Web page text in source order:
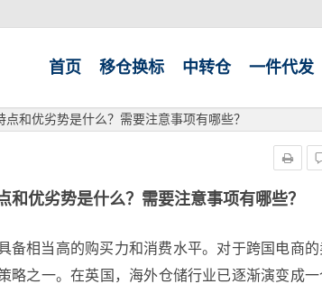
首页 移仓换标 中转仓 一件代发
和优劣势是什么？需要注意事项有哪些？
和优劣势是什么？需要注意事项有哪些？
备相当高的购买力和消费水平。对于跨国电商
略之一。在英国，海外仓储行业已逐渐演变成一